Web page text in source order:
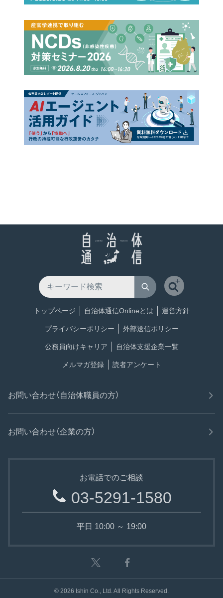
トップページ 自治体通信Onlineとは 運営方針
プライバシーポリシー 外部送信ポリシー
公務員向けキャリア 自治体支援企業一覧
メルマガ登録 読者アンケート
お問い合わせ（自治体職員の方）
お問い合わせ（企業の方）
お電話でのご相談
03-5291-1580
平日 10:00 ～ 19:00
© 2026 Ishin Co., Ltd. All Rights Reserved.